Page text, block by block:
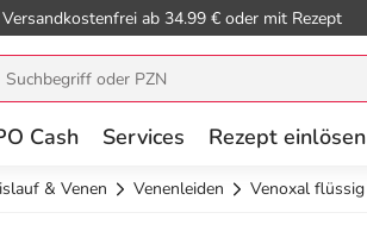
Versandkostenfrei ab 34.99 € oder mit Rezept
Cash Services Rezept einlösen
& Venen Venenleiden Venoxal flüssig